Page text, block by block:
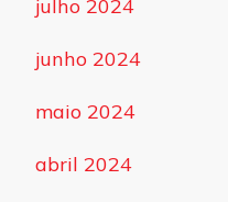
julho 2024
junho 2024
maio 2024
abril 2024